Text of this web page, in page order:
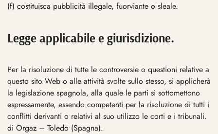
(f) costituisca pubblicità illegale, fuorviante o sleale.
Legge applicabile e giurisdizione.
Per la risoluzione di tutte le controversie o questioni relative a
questo sito Web o alle attività svolte sullo stesso, si applicherà
la legislazione spagnola, alla quale le parti si sottomettono
espressamente, essendo competenti per la risoluzione di tutti i
conflitti derivanti o relativi al suo utilizzo le corti e i tribunali.
di Orgaz – Toledo (Spagna).